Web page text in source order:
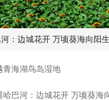
：边城花开 万顷葵海向阳
青海湖鸟岛湿地
哈巴河：边城花开 万顷葵海